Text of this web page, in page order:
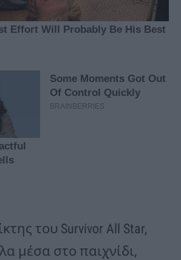
του Survivor All Star,
μέσα στο παιχνίδι,